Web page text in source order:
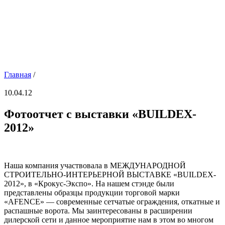
Главная /
10.04.12
Фотоотчет с выставки «BUILDEX-
2012»
Наша компания участвовала в МЕЖДУНАРОДНОЙ
СТРОИТЕЛЬНО-ИНТЕРЬЕРНОЙ ВЫСТАВКЕ «BUILDEX-
2012», в «Крокус-Экспо». На нашем стэнде были
представлены образцы продукции торговой марки
«AFENCE» — современные сетчатые ограждения, откатные и
распашные ворота. Мы заинтересованы в расширении
дилерской сети и данное мероприятие нам в этом во многом